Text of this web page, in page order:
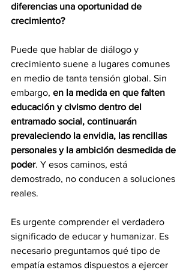
diferencias una oportunidad de
crecimiento?
Puede que hablar de diálogo y
crecimiento suene a lugares comunes
en medio de tanta tensión global. Sin
embargo, en la medida en que falten
educación y civismo dentro del
entramado social, continuarán
prevaleciendo la envidia, las rencillas
personales y la ambición desmedida de
poder. Y esos caminos, está
demostrado, no conducen a soluciones
reales.
Es urgente comprender el verdadero
significado de educar y humanizar. Es
necesario preguntarnos qué tipo de
empatía estamos dispuestos a ejercer